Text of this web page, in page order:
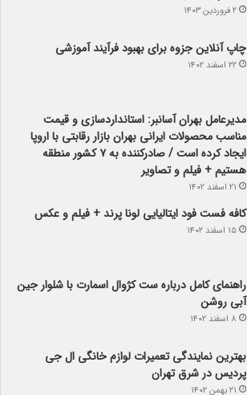
۲ فروردین ۱۴۰۳
چاپ آنلاین جزوه برای بهبود فرآیند آموزشی
۲۲ اسفند ۱۴۰۲
مدیرعامل بهران آسانبر: استانداردسازی و قیمت
مناسب محصولات ایرانی بهران بازار رقابتی با اروپا
ایجاد کرده است / صادرکننده به ۷ کشور منطقه
هستیم + فیلم و تصاویر
۲۱ اسفند ۱۴۰۲
کافه فست فود ایتالیایی لونا پرند + فیلم و عکس
۱۵ اسفند ۱۴۰۲
راهنمای کامل درباره ست کژوال اسمارت با شلوار جین
آبی روشن
۸ اسفند ۱۴۰۲
بهترین نمایندگی تعمیرات لوازم خانگی ال جی
پردیس در شرق تهران
۲۱ بهمن ۱۴۰۲